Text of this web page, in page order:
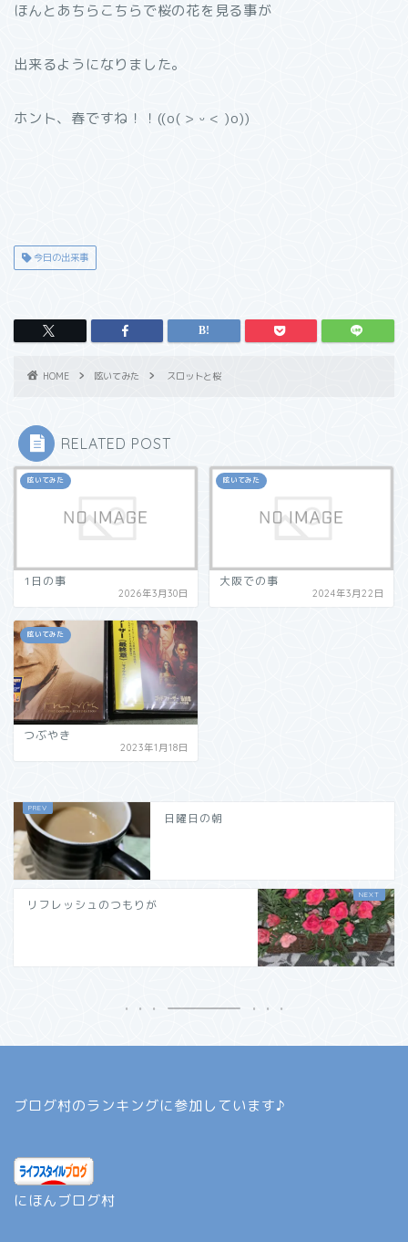
ほんとあちらこちらで桜の花を見る事が
出来るようになりました。
ホント、春ですね！！((o( > ᵕ < )o))
今日の出来事
HOME 呟いてみた スロットと桜
RELATED POST
呟いてみた
1日の事
2026年3月30日
呟いてみた
大阪での事
2024年3月22日
呟いてみた
つぶやき
2023年1月18日
日曜日の朝
リフレッシュのつもりが
ブログ村のランキングに参加しています♪
にほんブログ村